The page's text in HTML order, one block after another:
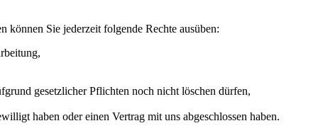
können Sie jederzeit folgende Rechte ausüben:
gesetzlicher Pflichten noch nicht löschen dürfen,
haben oder einen Vertrag mit uns abgeschlossen haben.